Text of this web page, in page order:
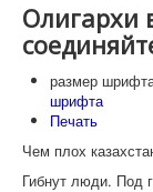
Олигархи
размер
шрифта
Печать
Чем плох
Гибнут люди. Под